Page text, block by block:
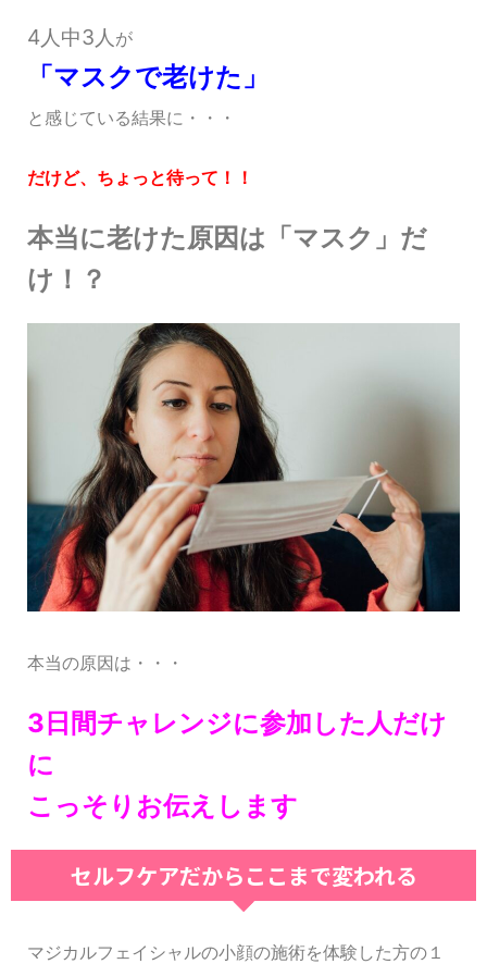
4人中3人 が
「マスクで老けた」
と感じている結果に・・・
だけど、ちょっと待って！！
本当に老けた原因は「マスク」だ
け！？
本当の原因は・・・
3日間チャレンジに参加した人だけ
に
こっそりお伝えします
セルフケアだからここまで変われる
マジカルフェイシャルの小顔の施術を体験した方の１